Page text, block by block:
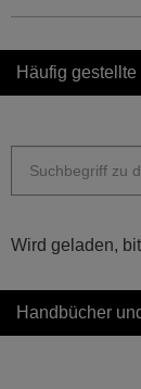
Häufig gestellte
Wird geladen,
Handbücher